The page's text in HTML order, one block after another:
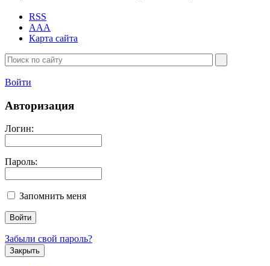
RSS
AAA
Карта сайта
Войти
Авторизация
Логин:
Пароль:
Запомнить меня
Забыли свой пароль?
Закрыть